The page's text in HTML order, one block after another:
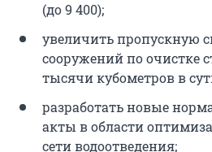
(до 9 400);
увеличить пропускную
сооружений по очистке
тысячи кубометров в
разработать новые
акты в области
сети водоотведения;